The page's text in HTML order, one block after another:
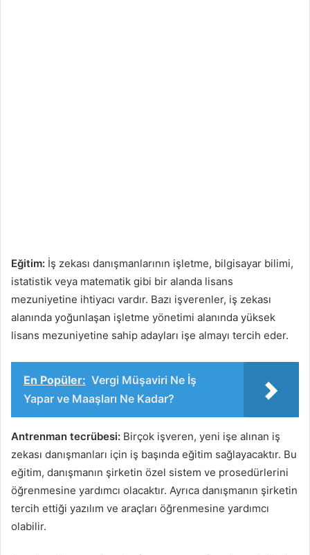
Eğitim: İş zekası danışmanlarının işletme, bilgisayar bilimi,
istatistik veya matematik gibi bir alanda lisans
mezuniyetine ihtiyacı vardır. Bazı işverenler, iş zekası
alanında yoğunlaşan işletme yönetimi alanında yüksek
lisans mezuniyetine sahip adayları işe almayı tercih eder.
En Popüler: Vergi Müşaviri Ne İş
Yapar ve Maaşları Ne Kadar?
Antrenman tecrübesi: Birçok işveren, yeni işe alınan iş
zekası danışmanları için iş başında eğitim sağlayacaktır. Bu
eğitim, danışmanın şirketin özel sistem ve prosedürlerini
öğrenmesine yardımcı olacaktır. Ayrıca danışmanın şirketin
tercih ettiği yazılım ve araçları öğrenmesine yardımcı
olabilir.